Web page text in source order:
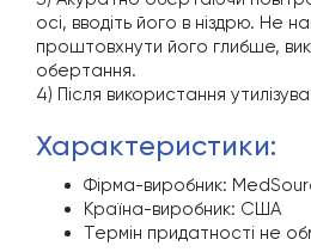
осі, вводіть його в ніздрю. Не
проштовхнути його глибше,
обертання.
4) Після використання
характеристики:
Фірма-виробник:
Країна-виробник: США
Термін придатності не